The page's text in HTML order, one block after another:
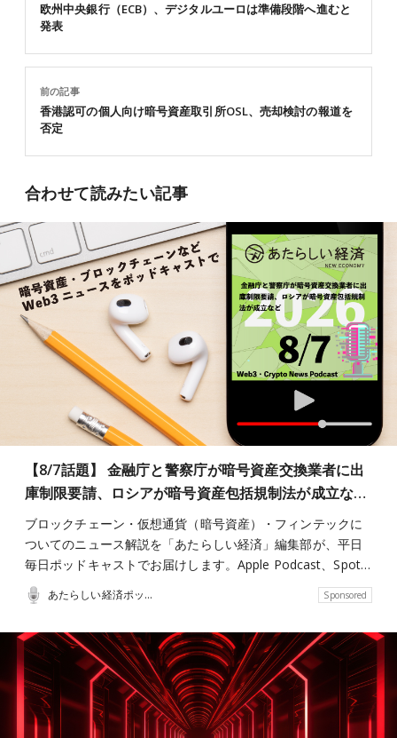
前の記事
香港認可の個人向け暗号資産取引所OSL、売却検討の報道を
否定
欧州中央銀行（ECB）、デジタルユーロは準備段階へ進むと
発表
合わせて読みたい記事
【8/7話題】 金融庁と警察庁が暗号資産交換業者に出
庫制限要請、ロシアが暗号資産包括規制法が成立な…
ブロックチェーン・仮想通貨（暗号資産）・フィンテックに
ついてのニュース解説を「あたらしい経済」編集部が、平日
毎日ポッドキャストでお届けします。Apple Podcast、Spot…
あたらしい経済ポッドキャスト Sponsored